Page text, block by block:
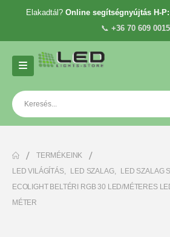
Elakadtál? Online segítségnyújtás H-
📞 +36 70 609 0015
TERMÉKEINK
LED VILÁGÍTÁS, LED SZALAG,
LED SZALAG
ECOLIGHT BELTÉRI RGB 30 LED/MÉTERES
MÉTER